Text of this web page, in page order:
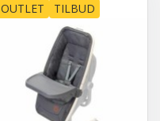
OUTLET TILBUD